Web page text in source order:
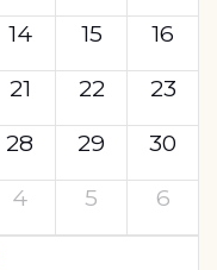
14 15
16
21 22
23
28 29
30
4 5 6